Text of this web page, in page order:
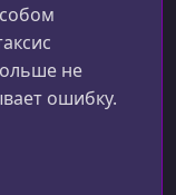
не
ошибку.